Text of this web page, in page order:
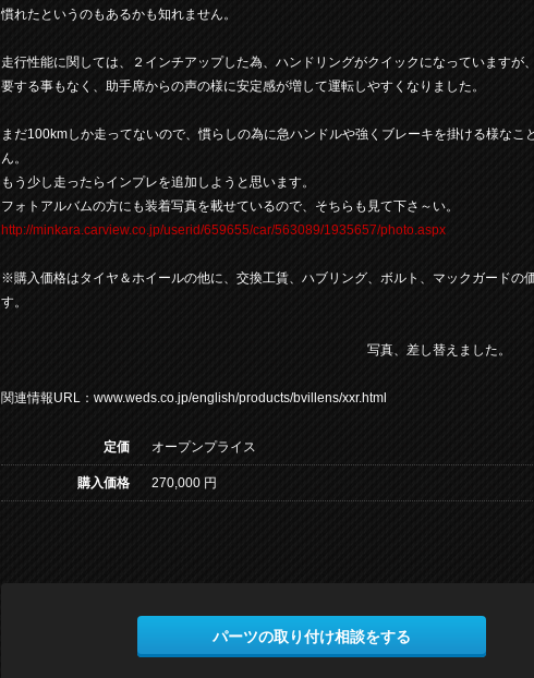
慣れたというのもあるかも知れません。
走行性能に関しては、２インチアップした為、ハンドリングがクイックになっていますが
要する事もなく、助手席からの声の様に安定感が増して運転しやすくなりました。
まだ100kmしか走ってないので、慣らしの為に急ハンドルや強くブレーキを掛ける様なこ
ん。
もう少し走ったらインプレを追加しようと思います。
フォトアルバムの方にも装着写真を載せているので、そちらも見て下さ～い。
http://minkara.carview.co.jp/userid/659655/car/563089/1935657/photo.aspx
※購入価格はタイヤ＆ホイールの他に、交換工賃、ハブリング、ボルト、マックガードの
す。
写真、差し替えました。
関連情報URL：www.weds.co.jp/english/products/bvillens/xxr.html
定価 オープンプライス
購入価格 270,000 円
パーツの取り付け相談をする